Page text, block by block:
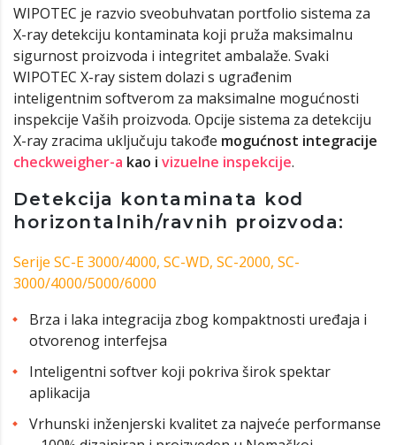
WIPOTEC je razvio sveobuhvatan portfolio sistema za
X-ray detekciju kontaminata koji pruža maksimalnu
sigurnost proizvoda i integritet ambalaže. Svaki
WIPOTEC X-ray sistem dolazi s ugrađenim
inteligentnim softverom za maksimalne mogućnosti
inspekcije Vaših proizvoda. Opcije sistema za detekciju
X-ray zracima uključuju takođe mogućnost integracije
checkweigher-a kao i vizuelne inspekcije.
Detekcija kontaminata kod
horizontalnih/ravnih proizvoda:
Serije SC-E 3000/4000, SC-WD, SC-2000, SC-
3000/4000/5000/6000
Brza i laka integracija zbog kompaktnosti uređaja i
otvorenog interfejsa
Inteligentni softver koji pokriva širok spektar
aplikacija
Vrhunski inženjerski kvalitet za najveće performanse